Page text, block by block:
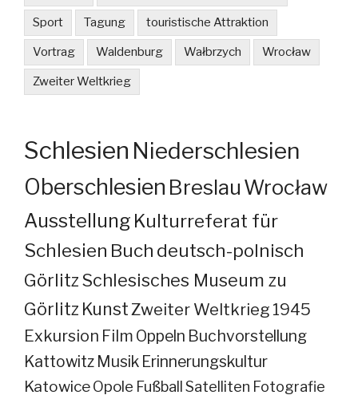
Sport Tagung touristische Attraktion
Vortrag Waldenburg Wałbrzych Wrocław
Zweiter Weltkrieg
Schlesien Niederschlesien
Oberschlesien Breslau Wrocław
Ausstellung Kulturreferat für
Schlesien Buch deutsch-polnisch
GörlitzSchlesisches Museum zu
Görlitz KunstZweiter Weltkrieg 1945
Exkursion Film Oppeln Buchvorstellung
Kattowitz Musik Erinnerungskultur
KatowiceOpole FußballSatelliten Fotografie